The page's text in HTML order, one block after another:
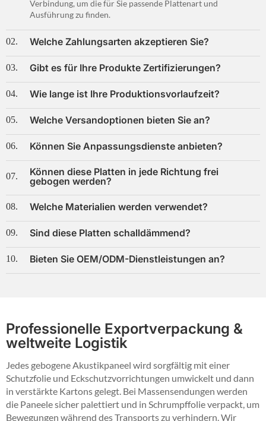
Verbindung, um die für Sie passende Plattenart und
Ausführung zu finden.
02. Welche Zahlungsarten akzeptieren Sie?
03. Gibt es für Ihre Produkte Zertifizierungen?
04. Wie lange ist Ihre Produktionsvorlaufzeit?
05. Welche Versandoptionen bieten Sie an?
06. Können Sie Anpassungsdienste anbieten?
07. Können diese Platten in jede Richtung frei
gebogen werden?
08. Welche Materialien werden verwendet?
09. Sind diese Platten schalldämmend?
10. Bieten Sie OEM/ODM-Dienstleistungen an?
Professionelle Exportverpackung &
weltweite Logistik
Jedes gebogene Akustikpaneel wird sorgfältig mit einer
Schutzfolie und Eckschutzvorrichtungen umwickelt und dann
in verstärkte Kartons gelegt. Bei Massensendungen werden
die Paneele sicher palettiert und in Schrumpffolie verpackt, um
Bewegungen während des Transports zu verhindern. Wir